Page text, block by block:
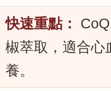
快速重點：
椒萃取，適合心
養。